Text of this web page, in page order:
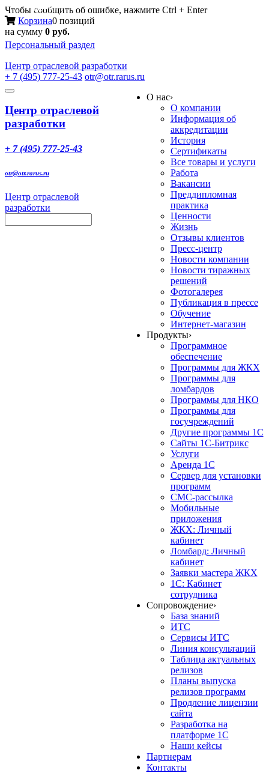
Чтобы сообщить об ошибке, нажмите Ctrl + Enter
Корзина0 позиций
на сумму 0 руб.
Персональный раздел
Центр отраслевой разработки
+ 7 (495) 777-25-43 otr@otr.rarus.ru
Toggle
Меню
Центр отраслевой
разработки
+ 7 (495) 777-25-43
otr@otr.rarus.ru
Центр отраслевой
разработки
О нас›
О компании
Информация об
аккредитации
История
Сертификаты
Все товары и услуги
Работа
Вакансии
Преддипломная
практика
Ценности
Жизнь
Отзывы клиентов
Пресс-центр
Новости компании
Новости тиражных
решений
Фотогалерея
Публикация в прессе
Обучение
Интернет-магазин
Продукты›
Программное
обеспечение
Программы для ЖКХ
Программы для
ломбардов
Программы для НКО
Программы для
госучреждений
Другие программы 1С
Сайты 1С-Битрикс
Услуги
Аренда 1С
Сервер для установки
программ
СМС-рассылка
Мобильные
приложения
ЖКХ: Личный
кабинет
Ломбард: Личный
кабинет
Заявки мастера ЖКХ
1С: Кабинет
сотрудника
Сопровождение›
База знаний
ИТС
Сервисы ИТС
Линия консультаций
Таблица актуальных
релизов
Планы выпуска
релизов программ
Продление лицензии
сайта
Разработка на
платформе 1С
Наши кейсы
Партнерам
Контакты